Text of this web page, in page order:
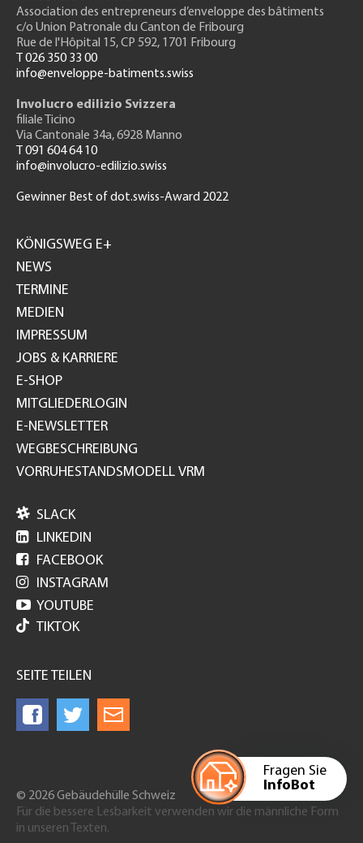
Fragen Sie
InfoBot
Association des entrepreneurs d’enveloppe des bâtiments
c/o Union Patronale du Canton de Fribourg
Rue de l'Hôpital 15, CP 592, 1701 Fribourg
T 026 350 33 00
info@enveloppe-batiments.swiss
Involucro edilizio Svizzera
filiale Ticino
Via Cantonale 34a, 6928 Manno
T 091 604 64 10
info@involucro-edilizio.swiss
Gewinner Best of dot.swiss-Award 2022
GH
KÖNIGSWEG E+
NEWS
TERMINE
MEDIEN
IMPRESSUM
JOBS & KARRIERE
E-SHOP
MITGLIEDERLOGIN
E-NEWSLETTER
WEGBESCHREIBUNG
VORRUHESTANDSMODELL VRM
 SLACK
 LINKEDIN
 FACEBOOK
 INSTAGRAM
 YOUTUBE
TIKTOK
SEITE TEILEN
© 2026 Gebäudehülle Schweiz
Für die bessere Lesbarkeit verwenden wir die männliche Form
in unseren Texten.